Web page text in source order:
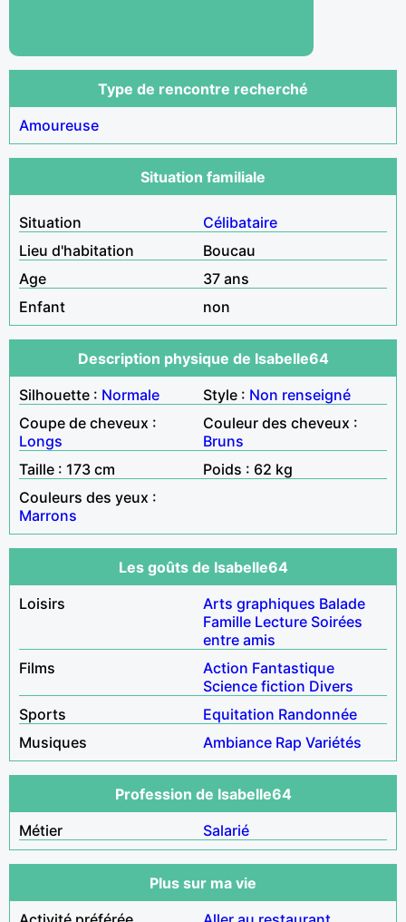
Type de rencontre recherché
Amoureuse
Situation familiale
Situation
Célibataire
Lieu d'habitation
Boucau
Age
37 ans
Enfant
non
Description physique de Isabelle64
Silhouette : Normale Style : Non renseigné
Coupe de cheveux :
Longs
Couleur des cheveux :
Bruns
Taille : 173 cm
Poids : 62 kg
Couleurs des yeux :
Marrons
Les goûts de Isabelle64
Loisirs
Arts graphiques Balade
Famille Lecture Soirées
entre amis
Films
Action Fantastique
Science fiction Divers
Sports
Equitation Randonnée
Musiques
Ambiance Rap Variétés
Profession de Isabelle64
Métier
Salarié
Plus sur ma vie